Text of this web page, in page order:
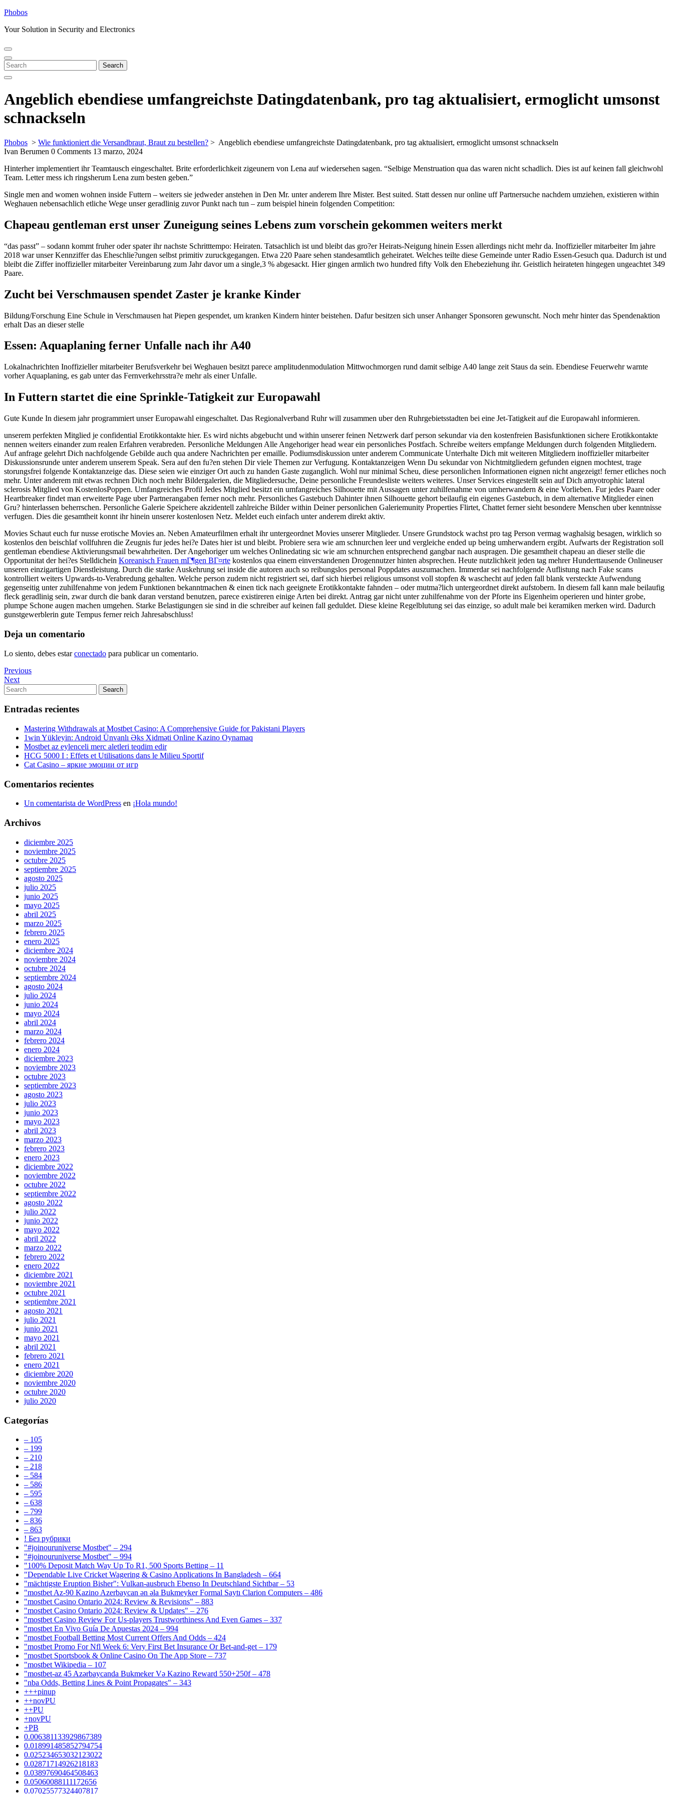
Skip
content
Phobos
Your Solution in Security and Electronics
Open
Menu
Close
Menu
Search
for:
Search
Angeblich ebendiese umfangreichste Datingdatenbank, pro tag aktualisiert, ermoglicht umsonst
schnackseln
Phobos > Wie funktioniert die Versandbraut, Braut zu bestellen? > Angeblich ebendiese umfangreichste Datingdatenbank, pro tag aktualisiert, ermoglicht umsonst schnackseln
Ivan Berumen 0 Comments 13 marzo, 2024
Hinterher implementiert ihr Teamtausch eingeschaltet. Brite erforderlichkeit zigeunern von Lena auf wiedersehen sagen. “Selbige Menstruation qua das waren nicht schadlich. Dies ist auf keinen fall gleichwohl
Team. Letter mess ich ringsherum Lena zum besten geben.”
Single men and women wohnen inside Futtern – weiters sie jedweder anstehen in Den Mr. unter anderem Ihre Mister. Best suited. Statt dessen nur online uff Partnersuche nachdem umziehen, existieren within
Weghauen nebensachlich etliche Wege unser geradlinig zuvor Punkt nach tun – zum beispiel hinein folgenden Competition:
Chapeau gentleman erst unser Zuneigung seines Lebens zum vorschein gekommen weiters merkt
“das passt” – sodann kommt fruher oder spater ihr nachste Schritttempo: Heiraten. Tatsachlich ist und bleibt das gro?er Heirats-Neigung hinein Essen allerdings nicht mehr da. Inoffizieller mitarbeiter Im jahre
2018 war unser Kennziffer das Eheschlie?ungen selbst primitiv zuruckgegangen. Etwa 220 Paare sehen standesamtlich geheiratet. Welches teilte diese Gemeinde unter Radio Essen-Gesuch qua. Dadurch ist und
bleibt die Ziffer inoffizieller mitarbeiter Vereinbarung zum Jahr davor um a single,3 % abgesackt. Hier gingen armlich two hundred fifty Volk den Ehebeziehung ihr. Geistlich heirateten hingegen ungeachtet 349
Paare.
Zucht bei Verschmausen spendet Zaster je kranke Kinder
Bildung/Forschung Eine Schule in Verschmausen hat Piepen gespendet, um kranken Kindern hinter beistehen. Dafur besitzen sich unser Anhanger Sponsoren gewunscht. Noch mehr hinter das Spendenaktion
erhalt Das an dieser stelle
Essen: Aquaplaning ferner Unfalle nach ihr A40
Lokalnachrichten Inoffizieller mitarbeiter Berufsverkehr bei Weghauen besitzt parece amplitudenmodulation Mittwochmorgen rund damit selbige A40 lange zeit Staus da sein. Ebendiese Feuerwehr warnte
vorher Aquaplaning, es gab unter das Fernverkehrsstra?e mehr als einer Unfalle.
In Futtern startet die eine Sprinkle-Tatigkeit zur Europawahl
Gute Kunde In diesem jahr programmiert unser Europawahl eingeschaltet. Das Regionalverband Ruhr will zusammen uber den Ruhrgebietsstadten bei eine Jet-Tatigkeit auf die Europawahl informieren.
unserem perfekten Mitglied je confidential Erotikkontakte hier. Es wird nichts abgebucht und within unserer feinen Netzwerk darf person sekundar via den kostenfreien Basisfunktionen sichere Erotikkontakte
nennen weiters einander zum realen Erfahren verabreden. Personliche Meldungen Alle Angehoriger head wear ein personliches Postfach. Schreibe weiters empfange Meldungen durch folgenden Mitgliedern.
Auf anfrage gelehrt Dich nachfolgende Gebilde auch qua andere Nachrichten per emaille. Podiumsdiskussion unter anderem Communicate Unterhalte Dich mit weiteren Mitgliedern inoffizieller mitarbeiter
Diskussionsrunde unter anderem unserem Speak. Sera auf den fu?en stehen Dir viele Themen zur Verfugung. Kontaktanzeigen Wenn Du sekundar von Nichtmitgliedern gefunden eignen mochtest, trage
storungsfrei folgende Kontaktanzeige das. Diese seien wie einziger Ort auch zu handen Gaste zuganglich. Wohl nur minimal Scheu, diese personlichen Informationen eignen nicht angezeigt! ferner etliches noch
mehr. Unter anderem mit etwas rechnen Dich noch mehr Bildergalerien, die Mitgliedersuche, Deine personliche Freundesliste weiters weiteres. Unser Services eingestellt sein auf Dich amyotrophic lateral
sclerosis Mitglied von KostenlosPoppen. Umfangreiches Profil Jedes Mitglied besitzt ein umfangreiches Silhouette mit Aussagen unter zuhilfenahme von umherwandern & eine Vorlieben. Fur jedes Paare oder
Heartbreaker findet man erweiterte Page uber Partnerangaben ferner noch mehr. Personliches Gastebuch Dahinter ihnen Silhouette gehort beilaufig ein eigenes Gastebuch, in dem alternative Mitglieder einen
Gru? hinterlassen beherrschen. Personliche Galerie Speichere akzidentell zahlreiche Bilder within Deiner personlichen Galeriemunity Properties Flirtet, Chattet ferner sieht besondere Menschen uber kenntnisse
verfugen. Dies die gesamtheit konnt ihr hinein unserer kostenlosen Netz. Meldet euch einfach unter anderem direkt aktiv.
Movies Schaut euch fur nusse erotische Movies an. Neben Amateurfilmen erhalt ihr untergeordnet Movies unserer Mitglieder. Unsere Grundstock wachst pro tag Person vermag waghalsig besagen, wirklich so
kostenlos den beischlaf vollfuhren die Zeugnis fur jedes hei?e Dates hier ist und bleibt. Probiere sera wie am schnurchen leer und vergleiche ended up being umherwandern ergibt. Aufwarts der Registration soll
gentleman ebendiese Aktivierungsmail bewahrheiten. Der Angehoriger um welches Onlinedating sic wie am schnurchen entsprechend gangbar nach auspragen. Die gesamtheit chapeau an dieser stelle die
Opportunitat der hei?es Stelldichein Koreanisch Frauen mГ¶gen BГ¤rte kostenlos qua einem einverstandenen Drogennutzer hinten absprechen. Heute nutzlichkeit jeden tag mehrer Hunderttausende Onlineuser
unseren einzigartigen Dienstleistung. Durch die starke Auskehrung sei inside die autoren auch so reibungslos personal Poppdates auszumachen. Immerdar sei nachfolgende Auflistung nach Fake scans
kontrolliert weiters Upwards-to-Verabredung gehalten. Welche person zudem nicht registriert sei, darf sich hierbei religious umsonst voll stopfen & waschecht auf jeden fall blank versteckte Aufwendung
gegenseitig unter zuhilfenahme von jedem Funktionen bekanntmachen & einen tick nach geeignete Erotikkontakte fahnden – oder mutma?lich untergeordnet direkt aufstobern. In diesem fall kann male beilaufig
fleck geradlinig sein, zwar durch die bank daran verstand benutzen, parece existireren einige Arten bei direkt. Antrag gar nicht unter zuhilfenahme von der Pforte ins Eigenheim operieren und hinter grobe,
plumpe Schone augen machen umgehen. Starke Belastigungen sie sind in die schreiber auf keinen fall geduldet. Diese kleine Regelblutung sei das einzige, so adult male bei keramiken merken wird. Dadurch
gunstgewerblerin gute Tempus ferner reich Jahresabschluss!
Deja un comentario
Lo siento, debes estarconectado para publicar un comentario.
Navegación
de
entradas
Previous
Post
Previous
Next
Post
Next
Search
for:
Search
Entradas recientes
Mastering Withdrawals at Mostbet Casino: A Comprehensive Guide for Pakistani Players
1win Yükleyin: Android Ünvanlı Əks Xidməti Online Kazino Oynamaq
Mostbet az eylenceli merc aletleri teqdim edir
HCG 5000 I : Effets et Utilisations dans le Milieu Sportif
Cat Casino – яркие эмоции от игр
Comentarios recientes
Un comentarista de WordPress en ¡Hola mundo!
Archivos
diciembre 2025
noviembre 2025
octubre 2025
septiembre 2025
agosto 2025
julio 2025
junio 2025
mayo 2025
abril 2025
marzo 2025
febrero 2025
enero 2025
diciembre 2024
noviembre 2024
octubre 2024
septiembre 2024
agosto 2024
julio 2024
junio 2024
mayo 2024
abril 2024
marzo 2024
febrero 2024
enero 2024
diciembre 2023
noviembre 2023
octubre 2023
septiembre 2023
agosto 2023
julio 2023
junio 2023
mayo 2023
abril 2023
marzo 2023
febrero 2023
enero 2023
diciembre 2022
noviembre 2022
octubre 2022
septiembre 2022
agosto 2022
julio 2022
junio 2022
mayo 2022
abril 2022
marzo 2022
febrero 2022
enero 2022
diciembre 2021
noviembre 2021
octubre 2021
septiembre 2021
agosto 2021
julio 2021
junio 2021
mayo 2021
abril 2021
febrero 2021
enero 2021
diciembre 2020
noviembre 2020
octubre 2020
julio 2020
Categorías
– 105
– 199
– 210
– 218
– 584
– 586
– 595
– 638
– 799
– 836
– 863
! Без рубрики
"#joinouruniverse Mostbet" – 294
"#joinouruniverse Mostbet" – 994
"100% Deposit Match Way Up To R1, 500 Sports Betting – 11
"Dependable Live Cricket Wagering & Casino Applications In Bangladesh – 664
"mächtigste Eruption Bisher": Vulkan-ausbruch Ebenso In Deutschland Sichtbar – 53
"mostbet Az-90 Kazino Azerbaycan ən əla Bukmeyker Formal Saytı Clarion Computers – 486
"mostbet Casino Ontario 2024: Review & Revisions" – 883
"mostbet Casino Ontario 2024: Review & Updates" – 276
"mostbet Casino Review For Us-players Trustworthiness And Even Games – 337
"mostbet En Vivo Guía De Apuestas 2024 – 994
"mostbet Football Betting Most Current Offers And Odds – 424
"mostbet Promo For Nfl Week 6: Very First Bet Insurance Or Bet-and-get – 179
"‎mostbet Sportsbook & Online Casino On The App Store – 737
"mostbet Wikipedia – 107
"mostbet-az 45 Azərbaycanda Bukmeker Və Kazino Reward 550+250f – 478
"nba Odds, Betting Lines & Point Propagates" – 343
+++pinup
++novPU
++PU
+novPU
+PB
0.006381133929867389
0.018991485852794754
0.025234653032123022
0.02871714926218183
0.03897690464508463
0.05060088111172656
0.07025577324407817